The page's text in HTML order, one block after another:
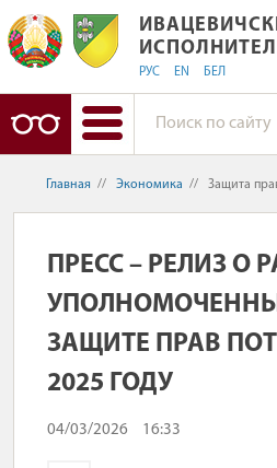
РУС EN БЕЛ
Главная // Экономика // Защита
ПРЕСС – РЕЛИЗ О
ЗАЩИТЕ ПРАВ
2025 ГОДУ
04/03/2026 16:33